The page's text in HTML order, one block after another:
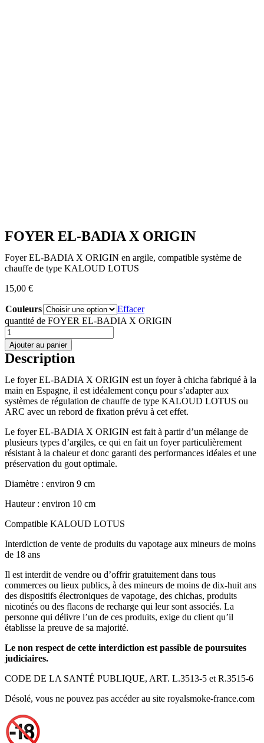
FOYER EL-BADIA X ORIGIN
Foyer EL-BADIA X ORIGIN en argile, compatible système de
chauffe de type KALOUD LOTUS
15,00 €
Couleurs
Effacer
quantité de FOYER EL-BADIA X ORIGIN
Ajouter au panier
Description
Le foyer EL-BADIA X ORIGIN est un foyer à chicha fabriqué à la
main en Espagne, il est idéalement conçu pour s’adapter aux
systèmes de régulation de chauffe de type KALOUD LOTUS ou
ARC avec un rebord de fixation prévu à cet effet.
Le foyer EL-BADIA X ORIGIN est fait à partir d’un mélange de
plusieurs types d’argiles, ce qui en fait un foyer particulièrement
résistant à la chaleur et donc garanti des performances idéales et une
préservation du gout optimale.
Diamètre : environ 9 cm
Hauteur : environ 10 cm
Compatible KALOUD LOTUS
Interdiction de vente de produits du vapotage aux mineurs de moins
de 18 ans
Il est interdit de vendre ou d’offrir gratuitement dans tous
commerces ou lieux publics, à des mineurs de moins de dix-huit ans
des dispositifs électroniques de vapotage, des chichas, produits
nicotinés ou des flacons de recharge qui leur sont associés. La
personne qui délivre l’un de ces produits, exige du client qu’il
établisse la preuve de sa majorité.
Le non respect de cette interdiction est passible de poursuites
judiciaires.
CODE DE LA SANTÉ PUBLIQUE, ART. L.3513-5 et R.3515-6
Désolé, vous ne pouvez pas accéder au site royalsmoke-france.com